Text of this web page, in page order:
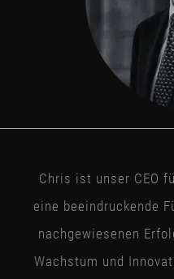
Chris ist unser CEO
eine beeindruckende
nachgewiesenen
Wachstum und